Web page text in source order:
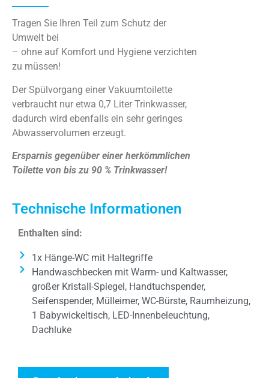
Tragen Sie Ihren Teil zum Schutz der
Umwelt bei
– ohne auf Komfort und Hygiene verzichten
zu müssen!
Der Spülvorgang einer Vakuumtoilette
verbraucht nur etwa 0,7 Liter Trinkwasser,
dadurch wird ebenfalls ein sehr geringes
Abwasservolumen erzeugt.
Ersparnis gegenüber einer herkömmlichen
Toilette von bis zu 90 % Trinkwasser!
Technische Informationen
Enthalten sind:
1x Hänge-WC mit Haltegriffe
Handwaschbecken mit Warm- und Kaltwasser,
großer Kristall-Spiegel, Handtuchspender,
Seifenspender, Mülleimer, WC-Bürste, Raumheizung,
1 Babywickeltisch, LED-Innenbeleuchtung,
Dachluke